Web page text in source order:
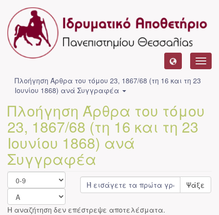
Πλοήγηση Άρθρα του τόμου 23, 1867/68 (τη 16 και τη 23
Ιουνίου 1868) ανά Συγγραφέα
Πλοήγηση Άρθρα του τόμου
23, 1867/68 (τη 16 και τη 23
Ιουνίου 1868) ανά
Συγγραφέα
Ψάξε
Η αναζήτηση δεν επέστρεψε αποτελέσματα.